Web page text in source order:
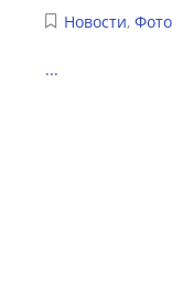
Новости,Фото
...